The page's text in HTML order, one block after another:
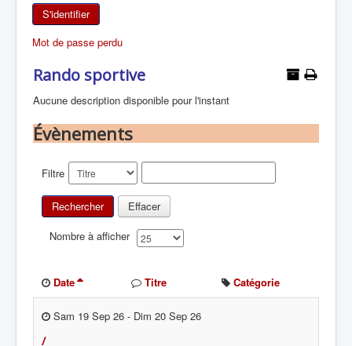
SKI DE RANDONNÉE
RANDONNÉE PÉDESTRE
S'identifier
Mot de passe perdu
Rando sportive
Aucune description disponible pour l'instant
Évènements
Filtre
Rechercher
Effacer
Nombre à afficher
Date Titre Catégorie
Sam 19 Sep 26 - Dim 20 Sep 26
/